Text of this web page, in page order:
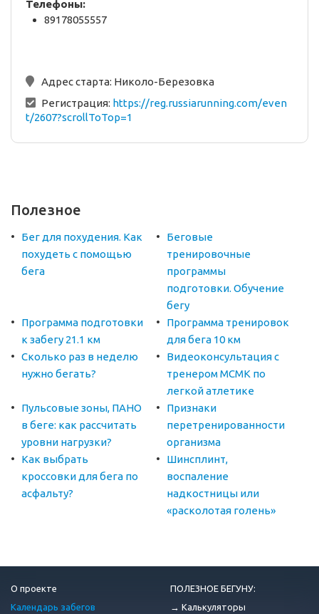
Телефоны:
89178055557
Адрес старта: Николо-Березовка
Регистрация: https://reg.russiarunning.com/even
t/2607?scrollToTop=1
Полезное
Бег для похудения. Как
похудеть с помощью
бега
Беговые
тренировочные
программы
подготовки. Обучение
бегу
Программа подготовки
к забегу 21.1 км
Программа тренировок
для бега 10 км
Сколько раз в неделю
нужно бегать?
Видеоконсультация с
тренером МСМК по
легкой атлетике
Пульсовые зоны, ПАНО
в беге: как рассчитать
уровни нагрузки?
Признаки
перетренированности
организма
Как выбрать
кроссовки для бега по
асфальту?
Шинсплинт,
воспаление
надкостницы или
«расколотая голень»
О проекте
Календарь забегов
ПОЛЕЗНОЕ БЕГУНУ:
→ Калькуляторы